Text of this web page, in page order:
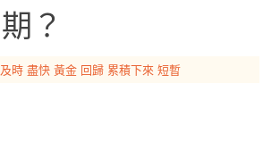
？
及時 盡快 黃金 回歸 累積下來 短暫